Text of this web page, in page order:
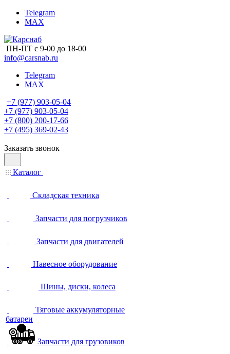
Telegram
MAX
ПН-ПТ с 9-00 до 18-00
info@carsnab.ru
Telegram
MAX
+7 (977) 903-05-04
+7 (977) 903-05-04
+7 (800) 200-17-66
+7 (495) 369-02-43
Заказать звонок
Каталог
Складская техника
Запчасти для погрузчиков
Запчасти для двигателей
Навесное оборудование
Шины, диски, колеса
Тяговые аккумуляторные
батареи
Запчасти для грузовиков